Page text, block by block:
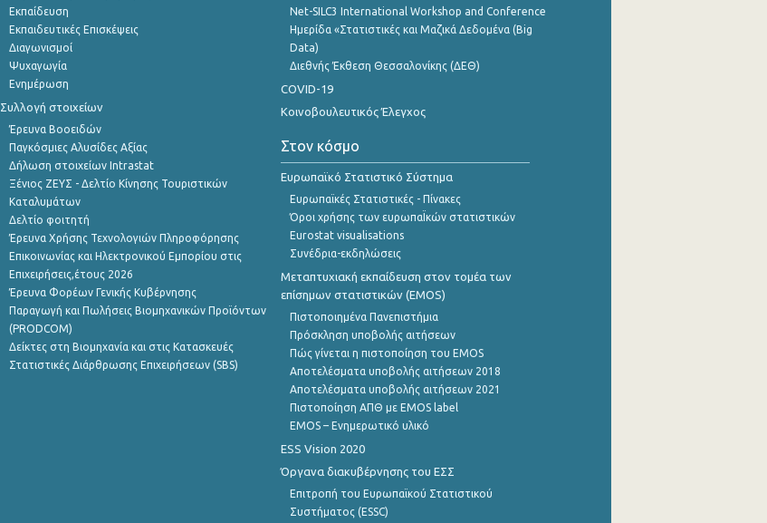
Εκπαίδευση
Εκπαιδευτικές Επισκέψεις
Διαγωνισμοί
Ψυχαγωγία
Ενημέρωση
Συλλογή στοιχείων
Έρευνα Βοοειδών
Παγκόσμιες Αλυσίδες Αξίας
Δήλωση στοιχείων Intrastat
Ξένιος ΖΕΥΣ - Δελτίο Κίνησης Τουριστικών
Καταλυμάτων
Δελτίο φοιτητή
Έρευνα Χρήσης Τεχνολογιών Πληροφόρησης
Επικοινωνίας και Ηλεκτρονικού Εμπορίου στις
Επιχειρήσεις,έτους 2026
Έρευνα Φορέων Γενικής Κυβέρνησης
Παραγωγή και Πωλήσεις Βιομηχανικών Προϊόντων
(PRODCOM)
Δείκτες στη Βιομηχανία και στις Κατασκευές
Στατιστικές Διάρθρωσης Επιχειρήσεων (SBS)
Net-SILC3 International Workshop and Conference
Ημερίδα «Στατιστικές και Μαζικά Δεδομένα (Big
Data)
Διεθνής Έκθεση Θεσσαλονίκης (ΔΕΘ)
COVID-19
Κοινοβουλευτικός Έλεγχος
Στον κόσμο
Ευρωπαϊκό Στατιστικό Σύστημα
Ευρωπαϊκές Στατιστικές - Πίνακες
Όροι χρήσης των ευρωπαΪκών στατιστικών
Eurostat visualisations
Συνέδρια-εκδηλώσεις
Μεταπτυχιακή εκπαίδευση στον τομέα των
επίσημων στατιστικών (EMOS)
Πιστοποιημένα Πανεπιστήμια
Πρόσκληση υποβολής αιτήσεων
Πώς γίνεται η πιστοποίηση του EMOS
Αποτελέσματα υποβολής αιτήσεων 2018
Αποτελέσματα υποβολής αιτήσεων 2021
Πιστοποίηση ΑΠΘ με EMOS label
EMOS – Ενημερωτικό υλικό
ESS Vision 2020
Όργανα διακυβέρνησης του ΕΣΣ
Επιτροπή του Ευρωπαϊκού Στατιστικού
Συστήματος (ESSC)